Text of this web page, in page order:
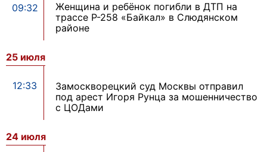
09:32
Женщина и ребёнок погибли в ДТП на
трассе Р-258 «Байкал» в Слюдянском
районе
25 июля
12:33
Замоскворецкий суд Москвы отправил
под арест Игоря Рунца за мошенничество
с ЦОДами
24 июля